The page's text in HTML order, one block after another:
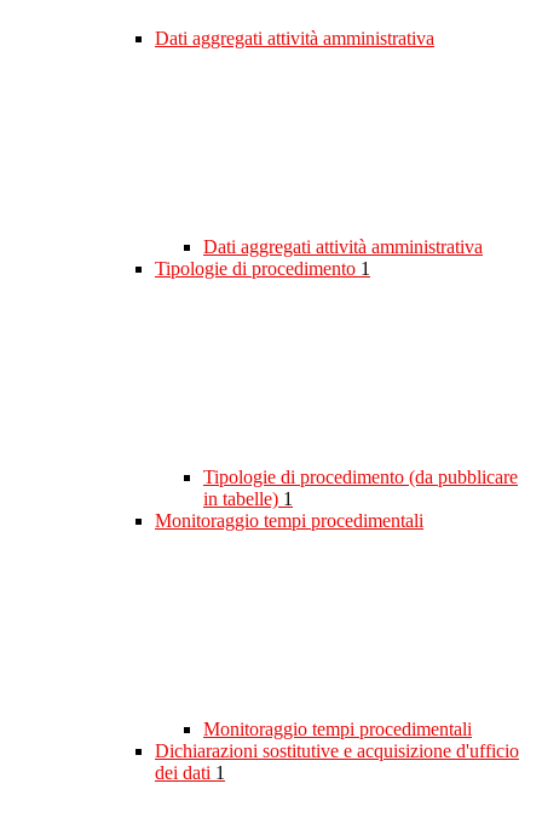
Dati aggregati attività amministrativa
Dati aggregati attività amministrativa
Tipologie di procedimento 1
Tipologie di procedimento (da pubblicare
in tabelle) 1
Monitoraggio tempi procedimentali
Monitoraggio tempi procedimentali
Dichiarazioni sostitutive e acquisizione d'ufficio
dei dati 1